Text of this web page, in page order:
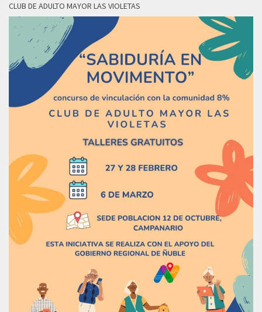
CLUB DE ADULTO MAYOR LAS VIOLETAS